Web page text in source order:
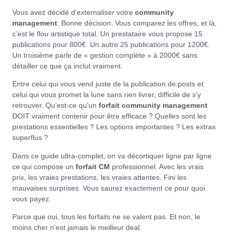
Vous avez décidé d’externaliser votre community
management . Bonne décision. Vous comparez les offres, et là,
c’est le flou artistique total. Un prestataire vous propose 15
publications pour 800€. Un autre 25 publications pour 1200€.
Un troisième parle de « gestion complète » à 2000€ sans
détailler ce que ça inclut vraiment.
Entre celui qui vous vend juste de la publication de posts et
celui qui vous promet la lune sans rien livrer, difficile de s’y
retrouver. Qu’est-ce qu’un forfait community management
DOIT vraiment contenir pour être efficace ? Quelles sont les
prestations essentielles ? Les options importantes ? Les extras
superflus ?
Dans ce guide ultra-complet, on va décortiquer ligne par ligne
ce qui compose un forfait CM professionnel. Avec les vrais
prix, les vraies prestations, les vraies attentes. Fini les
mauvaises surprises. Vous saurez exactement ce pour quoi
vous payez.
Parce que oui, tous les forfaits ne se valent pas. Et non, le
moins cher n’est jamais le meilleur deal.